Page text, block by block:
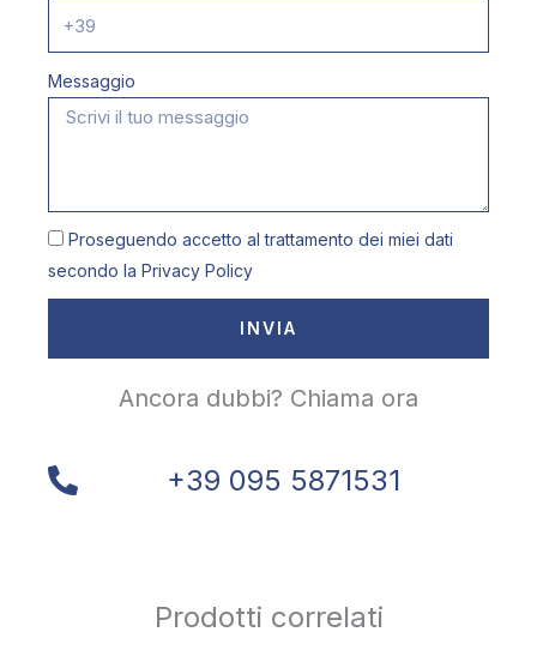
Messaggio
Proseguendo accetto al trattamento dei miei dati
secondo la Privacy Policy
INVIA
Ancora dubbi? Chiama ora
+39 095 5871531
Prodotti correlati